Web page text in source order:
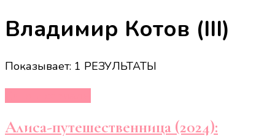
Владимир Котов (III)
Показывает: 1 РЕЗУЛЬТАТЫ
Алиса-путешественница (2024):